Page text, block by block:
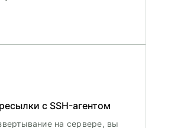
с SSH-агентом
на сервере, вы